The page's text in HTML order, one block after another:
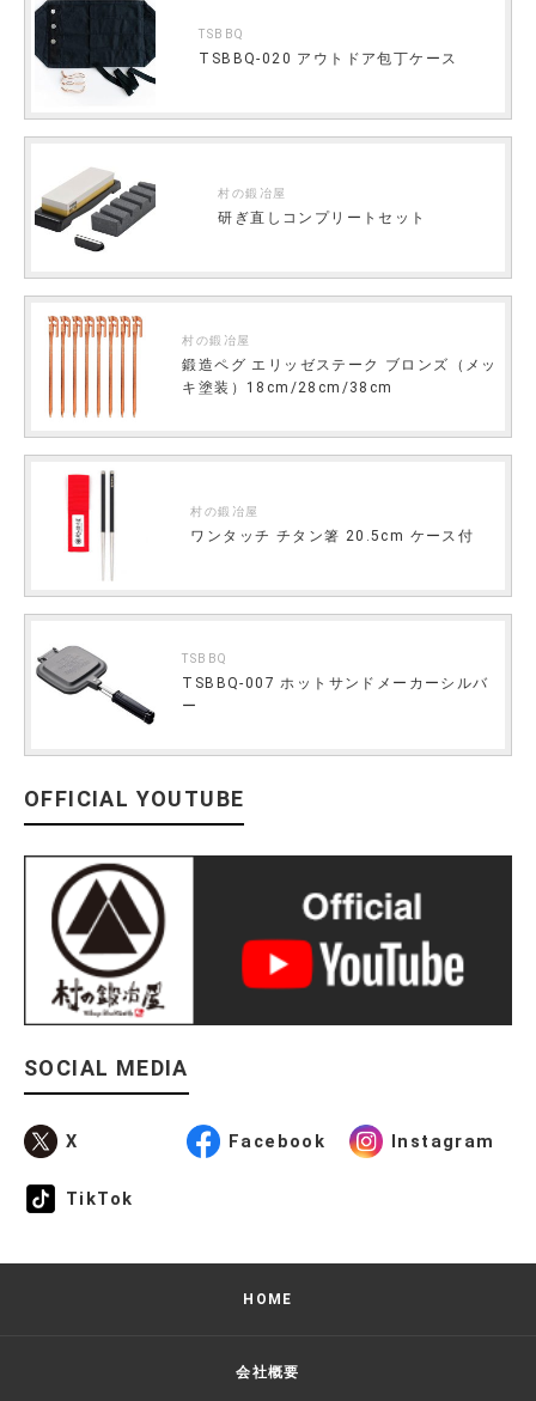
TSBBQ
TSBBQ-020 アウトドア包丁ケース
村の鍛冶屋
研ぎ直しコンプリートセット
村の鍛冶屋
鍛造ペグ エリッゼステーク ブロンズ（メッ
キ塗装）18cm/28cm/38cm
村の鍛冶屋
ワンタッチ チタン箸 20.5cm ケース付
TSBBQ
TSBBQ-007 ホットサンドメーカーシルバ
ー
OFFICIAL YOUTUBE
SOCIAL MEDIA
X Facebook Instagram
TikTok
HOME
会社概要